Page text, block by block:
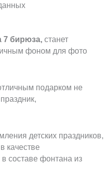
7 бирюза, станет
фоном для фото
подарком не
детских праздников,
качестве
составе фонтана из